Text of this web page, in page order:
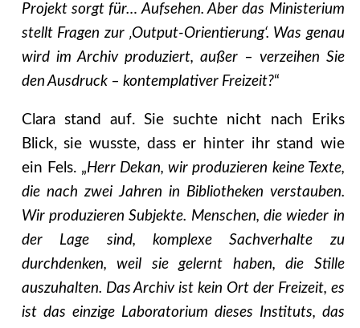
Projekt sorgt für… Aufsehen. Aber das Ministerium
stellt Fragen zur ‚Output-Orientierung‘. Was genau
wird im Archiv produziert, außer – verzeihen Sie
den Ausdruck – kontemplativer Freizeit?“
Clara stand auf. Sie suchte nicht nach Eriks
Blick, sie wusste, dass er hinter ihr stand wie
ein Fels. „Herr Dekan, wir produzieren keine Texte,
die nach zwei Jahren in Bibliotheken verstauben.
Wir produzieren Subjekte. Menschen, die wieder in
der Lage sind, komplexe Sachverhalte zu
durchdenken, weil sie gelernt haben, die Stille
auszuhalten. Das Archiv ist kein Ort der Freizeit, es
ist das einzige Laboratorium dieses Instituts, das